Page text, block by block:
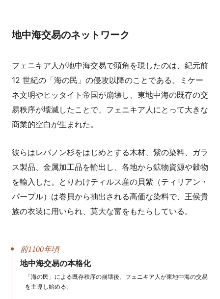
地中海交易のネットワーク
フェニキア人が地中海交易で頭角を現したのは、紀元前
12 世紀の「海の民」の侵攻以降のことである。ミケー
ネ文明やヒッタイト帝国が崩壊し、東地中海の既存の交
易秩序が壊滅したことで、フェニキア人にとって大きな
商業的空白が生まれた。
彼らはレバノン杉をはじめとする木材、紫の染料、ガラ
ス製品、金属加工品を輸出し、各地から鉱物資源や穀物
を輸入した。とりわけティルス産の貝紫（ティリアン・
パープル）は巻貝から抽出される高価な染料で、王侯貴
族の衣装に用いられ、莫大な富をもたらしている。
前1100年頃
地中海交易の本格化
「海の民」による既存秩序の崩壊後、フェニキア人が東地中海の交易
を主導し始める。